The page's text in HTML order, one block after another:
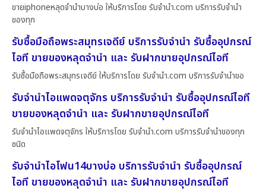
ขายiphoneหลุดจำนำบางบ่อ ให้บริการโดย รับจํานํา.com บริการรับจำนำ
ของทุก
รับซื้อมือถือพระสมุทรเจดีย์ บริการรับจำนำ รับซื้ออุปกรณ์
ไอที ขายของหลุดจำนำ และ รับฝากขายอุปกรณ์ไอที
รับซื้อมือถือพระสมุทรเจดีย์ ให้บริการโดย รับจํานํา.com บริการรับจำนำขอ
รับจำนำไอแพดจตุจักร บริการรับจำนำ รับซื้ออุปกรณ์ไอที
ขายของหลุดจำนำ และ รับฝากขายอุปกรณ์ไอที
รับจำนำไอแพดจตุจักร ให้บริการโดย รับจํานํา.com บริการรับจำนำของทุก
ชนิด
รับจำนำไอโฟน14บางบ่อ บริการรับจำนำ รับซื้ออุปกรณ์
ไอที ขายของหลุดจำนำ และ รับฝากขายอุปกรณ์ไอที